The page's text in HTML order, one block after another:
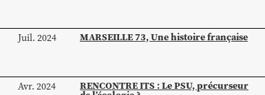
Juil. 2024 MARSEILLE 73, Une histoire française
Avr. 2024 RENCONTRE ITS : Le PSU, précurseur